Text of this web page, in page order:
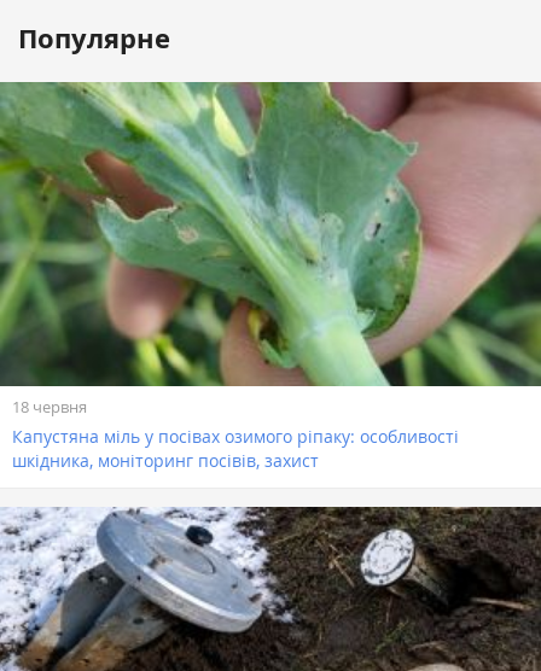
Популярне
18 червня
Капустяна міль у посівах озимого ріпаку: особливості
шкідника, моніторинг посівів, захист